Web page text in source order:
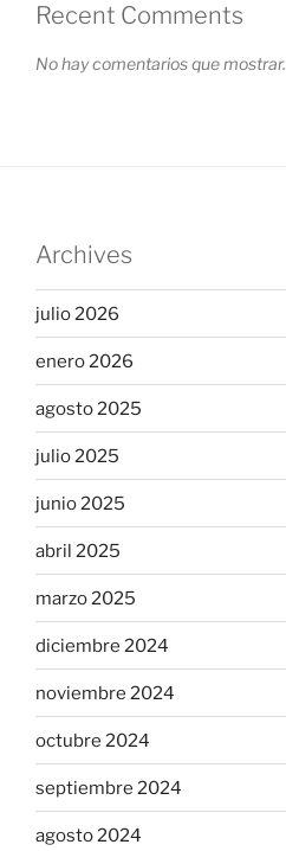
Recent Comments
No hay comentarios que mostrar.
Archives
julio 2026
enero 2026
agosto 2025
julio 2025
junio 2025
abril 2025
marzo 2025
diciembre 2024
noviembre 2024
octubre 2024
septiembre 2024
agosto 2024